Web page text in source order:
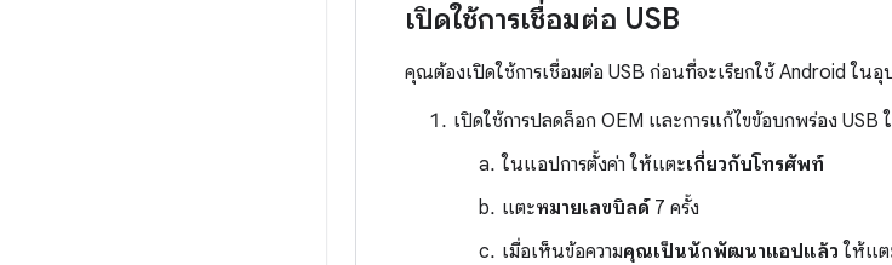
เปิดใช้การเชื่อมต่อ USB
คุณต้องเปิดใช้การเชื่อมต่อ USB ก่อนที่จะเรียกใช้ Android ใน
เปิดใช้การปลดล็อก OEM และการแก้ไขข้อบกพร่อง
ในแอปการตั้งค่า ให้แตะเกี่ยวกับโทรศัพท์
แตะหมายเลขบิลด์7 ครั้ง
เมื่อเห็นข้อความคุณเป็นนักพัฒนาแอปแล้ว ให้แต